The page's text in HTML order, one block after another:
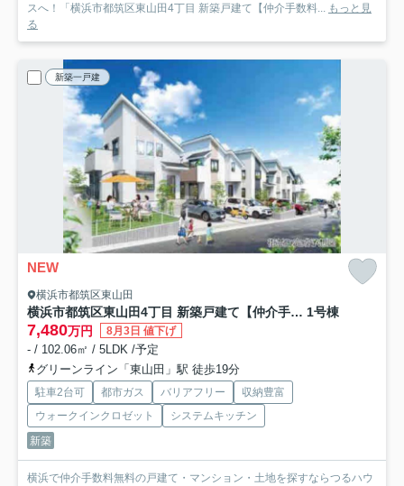
スへ！「横浜市都筑区東山田4丁目 新築戸建て【仲介手数料... もっと見
る
新築一戸建
NEW
横浜市都筑区東山田
横浜市都筑区東山田4丁目 新築戸建て【仲介手数料無料】 1号棟
7,480万円 8月3日 値下げ
- / 102.06㎡ / 5LDK /予定
グリーンライン「東山田」駅 徒歩19分
駐車2台可 都市ガス バリアフリー
収納豊富
ウォークインクロゼット
システムキッチン
新築
横浜で仲介手数料無料の戸建て・マンション・土地を探すならつるハウ